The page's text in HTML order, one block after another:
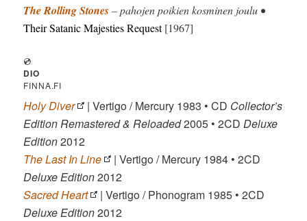
The Rolling Stones– pahojen poikien kosminen joulu •
Their Satanic Majesties Request[1967]
💿
DIO
FINNA.FI
Holy Diver | Vertigo / Mercury 1983 • CD Collector’s
Edition Remastered & Reloaded2005 • 2CD Deluxe
Edition2012
The Last In Line
| Vertigo / Mercury 1984 • 2CD
Deluxe Edition2012
Sacred Heart
| Vertigo / Phonogram 1985 • 2CD
Deluxe Edition2012